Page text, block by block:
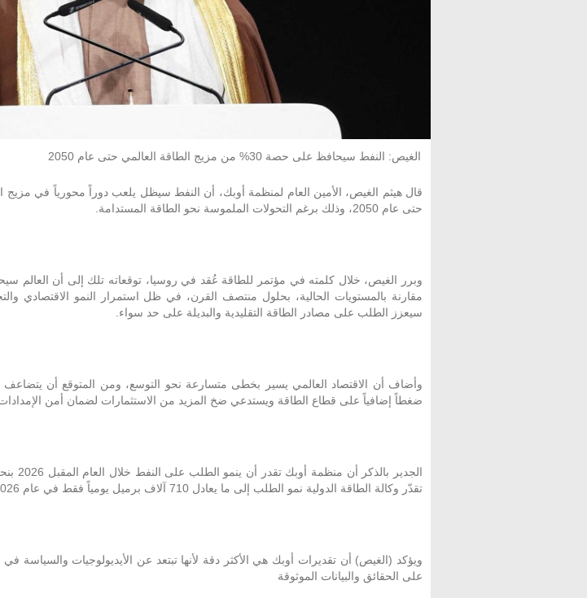
الغيص: النفط سيحافظ على حصة 30% من مزيج الطاقة العالمي حتى عام 2050
حتى عام 2050، وذلك برغم التحولات الملموسة نحو الطاقة المستدامة.
مقارنة بالمستويات الحالية، بحلول منتصف القرن، في ظل استمرار النمو الاقتصادي
سيعزز الطلب على مصادر الطاقة التقليدية والبديلة على حد سواء.
ضغطاً إضافياً على قطاع الطاقة ويستدعي ضخ المزيد من الاستثمارات لضمان أمن
تقدّر وكالة الطاقة الدولية نمو الطلب إلى ما يعادل 710 آلاف برميل يومياً فقط في عام 2026.
ويؤكد (الغيص) أن تقديرات أوبك هي الأكثر دقة لأنها تبتعد عن الأيديولوجيات والسياسة في
على الحقائق والبيانات الموثوقة